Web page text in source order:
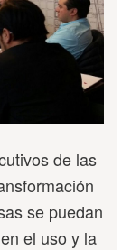
de las
se puedan
el uso y la